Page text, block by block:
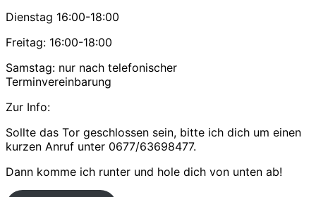
Dienstag 16:00-18:00
Freitag: 16:00-18:00
Samstag: nur nach telefonischer
Terminvereinbarung
Zur Info:
Sollte das Tor geschlossen sein, bitte ich dich um einen
kurzen Anruf unter 0677/63698477.
Dann komme ich runter und hole dich von unten ab!